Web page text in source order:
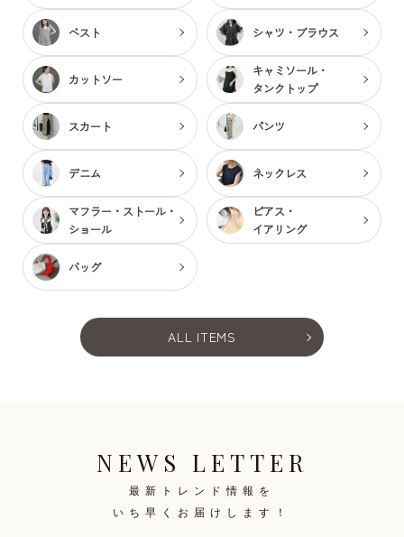
ベスト シャツ・ブラウス
カットソー
キャミソール・
タンクトップ
スカート パンツ
デニム ネックレス
マフラー・ストール・
ショール
ピアス・
イアリング
バッグ
ALL ITEMS
NEWS LETTER
最新トレンド情報を
いち早くお届けします！